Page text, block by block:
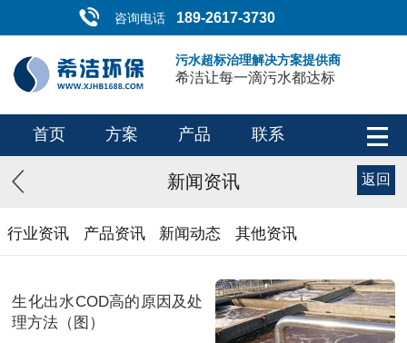
咨询电话 189-2617-3730
污水超标治理解决方案提供商
希洁让每一滴污水都达标
首页 方案 产品 联系
新闻资讯 返回
行业资讯 产品资讯 新闻动态 其他资讯
生化出水COD高的原因及处
理方法（图）